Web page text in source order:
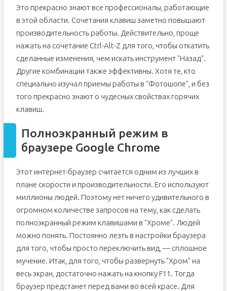
Это прекрасно знают все профессионалы, работающие
в этой области. Сочетания клавиш заметно повышают
производительность работы. Действительно, проще
нажать на сочетание Ctrl-Alt-Z для того, чтобы откатить
сделанные изменения, чем искать инструмент "Назад".
Другие комбинации также эффективны. Хотя те, кто
специально изучал приемы работы в "Фотошопе", и без
того прекрасно знают о чудесных свойствах горячих
клавиш.
Полноэкранный режим в
браузере Google Chrome
Этот интернет-браузер считается одним из лучших в
плане скорости и производительности. Его используют
миллионы людей. Поэтому нет ничего удивительного в
огромном количестве запросов на тему, как сделать
полноэкранный режим клавишами в "Хроме". Людей
можно понять. Постоянно лезть в настройки браузера
для того, чтобы просто переключить вид, — сплошное
мучение. Итак, для того, чтобы развернуть "Хром" на
весь экран, достаточно нажать на кнопку F11. Тогда
браузер предстанет перед вами во всей красе. Для